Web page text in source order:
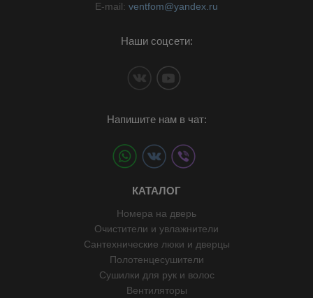
E-mail: ventfom@yandex.ru
Наши соцсети:
Напишите нам в чат:
КАТАЛОГ
Номера на дверь
Очистители и увлажнители
Сантехнические люки и дверцы
Полотенцесушители
Сушилки для рук и волос
Вентиляторы